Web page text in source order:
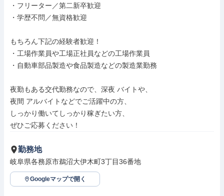
・フリーター／第二新卒歓迎
・学歴不問／無資格歓迎
もちろん下記の経験者歓迎！
・工場作業員や工場正社員などの工場作業員
・自動車部品製造や食品製造などの製造業勤務
夜勤もある交代勤務なので、深夜 バイトや、
夜間 アルバイトなどでご活躍中の方、
しっかり働いてしっかり稼ぎたい方、
ぜひご応募ください！
勤務地
岐阜県各務原市鵜沼大伊木町3丁目36番地
Googleマップで開く